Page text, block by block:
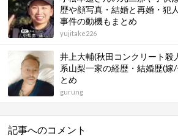
歴や顔写真・結婚と再婚・犯
事件の動機もまとめ
yujitake226
井上大輔(秋田コンクリート殺
系山梨一家の経歴・結婚歴(嫁
とめ
gurung
記事へのコメント